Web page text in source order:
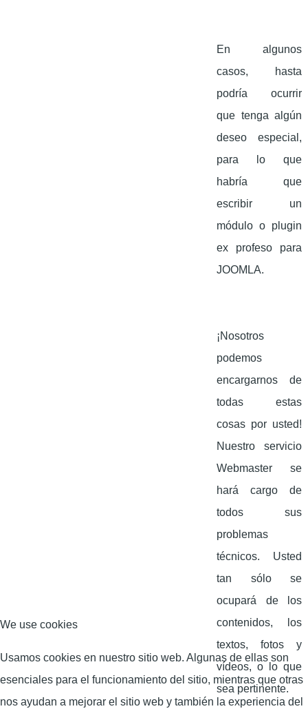
En algunos
casos, hasta
podría ocurrir
que tenga algún
deseo especial,
para lo que
habría que
escribir un
módulo o plugin
ex profeso para
JOOMLA.
¡Nosotros
podemos
encargarnos de
todas estas
cosas por usted!
Nuestro servicio
Webmaster se
hará cargo de
todos sus
problemas
técnicos. Usted
tan sólo se
ocupará de los
contenidos, los
textos, fotos y
vídeos, o lo que
sea pertinente.
We use cookies
Usamos cookies en nuestro sitio web. Algunas de ellas son
esenciales para el funcionamiento del sitio, mientras que otras
nos ayudan a mejorar el sitio web y también la experiencia del